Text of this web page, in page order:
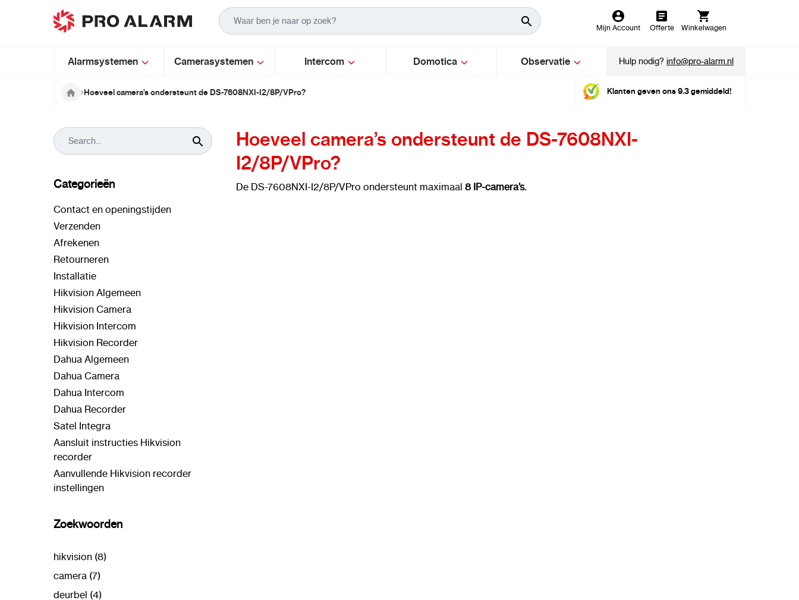
Ga naar de inhoud
Mijn Account Offerte Winkelwagen
Alarmsystemen Camerasystemen Intercom Domotica Observatie Hulp nodig?info@pro-alarm.nl
Hoeveel camera’s ondersteunt de DS-7608NXI-I2/8P/VPro? Klanten geven ons 9.3 gemiddeld!
Hoeveel camera’s ondersteunt de DS-7608NXI-
I2/8P/VPro?
De DS-7608NXI-I2/8P/VPro ondersteunt maximaal 8 IP-camera’s.
Categorieën
Contact en openingstijden
Verzenden
Afrekenen
Retourneren
Installatie
Hikvision Algemeen
Hikvision Camera
Hikvision Intercom
Hikvision Recorder
Dahua Algemeen
Dahua Camera
Dahua Intercom
Dahua Recorder
Satel Integra
Aansluit instructies Hikvision
recorder
Aanvullende Hikvision recorder
instellingen
Zoekwoorden
hikvision (8)
camera (7)
deurbel (4)